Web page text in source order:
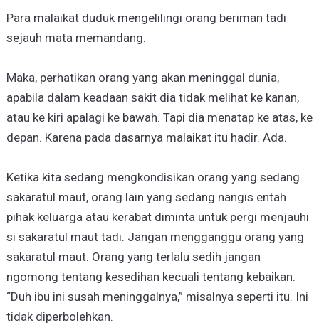
Para malaikat duduk mengelilingi orang beriman tadi
sejauh mata memandang.
Maka, perhatikan orang yang akan meninggal dunia,
apabila dalam keadaan sakit dia tidak melihat ke kanan,
atau ke kiri apalagi ke bawah. Tapi dia menatap ke atas, ke
depan. Karena pada dasarnya malaikat itu hadir. Ada.
Ketika kita sedang mengkondisikan orang yang sedang
sakaratul maut, orang lain yang sedang nangis entah
pihak keluarga atau kerabat diminta untuk pergi menjauhi
si sakaratul maut tadi. Jangan mengganggu orang yang
sakaratul maut. Orang yang terlalu sedih jangan
ngomong tentang kesedihan kecuali tentang kebaikan.
“Duh ibu ini susah meninggalnya,” misalnya seperti itu. Ini
tidak diperbolehkan.